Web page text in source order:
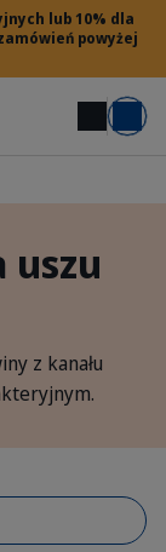
lub 10% dla
powyżej
Moje konto Koszyk
uszu
z kanału